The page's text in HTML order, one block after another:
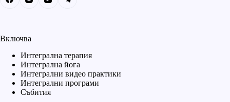
Включва
Интегрална терапия
Интегрална йога
Интегрални видео практики
Интегрални програми
Събития